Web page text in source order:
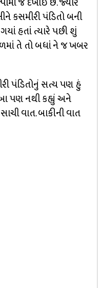
કસમીરી પંડિતો બની
ગયાં હતાં ત્યારે પછી શું
તે તો બધાં ને જ ખબર
પંડિતોનું સત્ય પણ હું
પણ નથી કહ્યું અને
વાત. બાકીની વાત